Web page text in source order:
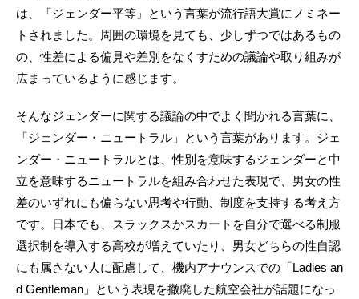
は、「ジェンダー平等」という言葉が流行語大賞にノミネー
トされました。周囲の環境を見ても、少しずつではあるもの
の、性差による偏見や差別をなくすための議論や取り組みが
広まっているように感じます。
そんなジェンダーに関する議論の中でよく聞かれる言葉に、
「ジェンダー・ニュートラル」という言葉があります。ジェ
ンダー・ニュートラルとは、性別を意味するジェンダーと中
立を意味するニュートラルを組み合わせた表現で、男女の性
差のいずれにも偏らない思考や行動、制度を支持する考え方
です。日本でも、スラックスかスカートを自分で選べる制服
選択制を導入する高校が増えていたり、男女どちらの性自認
にも属さない人に配慮して、機内アナウンスでの「Ladies an
d Gentleman」という表現を撤廃した航空会社が話題になっ